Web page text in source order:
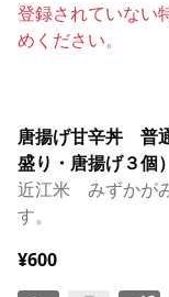
登録されていない
めください。
唐揚げ甘辛丼 普
盛り・唐揚げ３個）
近江米 みずかが
す。
¥600